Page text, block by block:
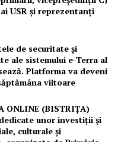
USR și reprezentanți
de securitate și
ale sistemului e-Terra al
Platforma va deveni
viitoare
ONLINE (BISTRIȚA)
unor investiții și
culturale și